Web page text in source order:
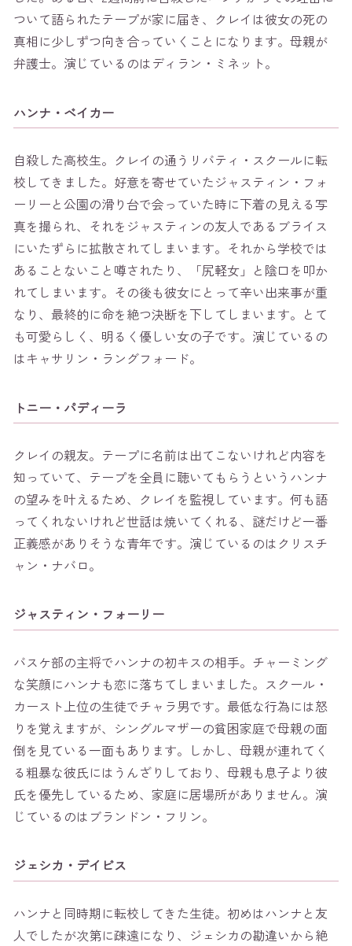
ついて語られたテープが家に届き、クレイは彼女の死の
真相に少しずつ向き合っていくことになります。母親が
弁護士。演じているのはディラン・ミネット。
ハンナ・ベイカー
自殺した高校生。クレイの通うリバティ・スクールに転
校してきました。好意を寄せていたジャスティン・フォ
ーリーと公園の滑り台で会っていた時に下着の見える写
真を撮られ、それをジャスティンの友人であるブライス
にいたずらに拡散されてしまいます。それから学校では
あることないこと噂されたり、「尻軽女」と陰口を叩か
れてしまいます。その後も彼女にとって辛い出来事が重
なり、最終的に命を絶つ決断を下してしまいます。とて
も可愛らしく、明るく優しい女の子です。演じているの
はキャサリン・ラングフォード。
トニー・パディーラ
クレイの親友。テープに名前は出てこないけれど内容を
知っていて、テープを全員に聴いてもらうというハンナ
の望みを叶えるため、クレイを監視しています。何も語
ってくれないけれど世話は焼いてくれる、謎だけど一番
正義感がありそうな青年です。演じているのはクリスチ
ャン・ナバロ。
ジャスティン・フォーリー
バスケ部の主将でハンナの初キスの相手。チャーミング
な笑顔にハンナも恋に落ちてしまいました。スクール・
カースト上位の生徒でチャラ男です。最低な行為には怒
りを覚えますが、シングルマザーの貧困家庭で母親の面
倒を見ている一面もあります。しかし、母親が連れてく
る粗暴な彼氏にはうんざりしており、母親も息子より彼
氏を優先しているため、家庭に居場所がありません。演
じているのはブランドン・フリン。
ジェシカ・デイビス
ハンナと同時期に転校してきた生徒。初めはハンナと友
人でしたが次第に疎遠になり、ジェシカの勘違いから絶